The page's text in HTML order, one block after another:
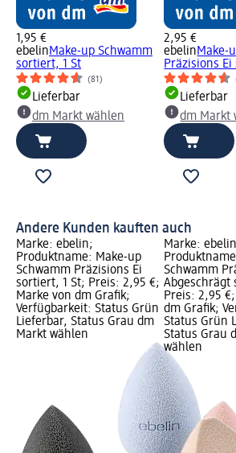
1,95 €
ebelinMake-up Schwamm
sortiert, 1 St
(81)
Lieferbar
dm Markt wählen
2,95 €
ebelinMake-
Präzisions
Lieferbar
dm Markt
Andere Kunden kauften auch
Marke: ebelin;
Produktname: Make-up
Schwamm Präzisions Ei
sortiert, 1 St; Preis: 2,95 €;
Marke von dm Grafik;
Verfügbarkeit: Status Grün
Lieferbar, Status Grau dm
Markt wählen
Marke:
Schwamm
Abgeschrägt
Preis: 2,95
dm Grafik;
Status Grün
Status Grau
wählen